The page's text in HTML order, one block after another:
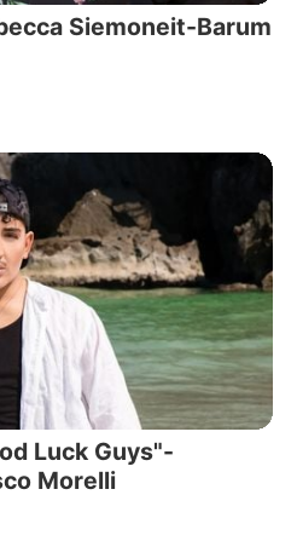
Siemoneit-Barum
Luck Guys"-
Morelli